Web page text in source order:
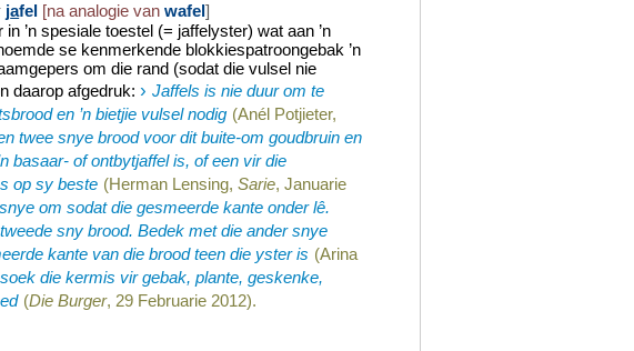
jafel [na analogie van wafel]
’n spesiale toestel (= jaffelyster) wat aan ’n
se kenmerkende blokkiespatroongebak ’n
om die rand (sodat die vulsel nie
daarop afgedruk:› Jaffels is nie duur om te
en ’n bietjie vulsel nodig (Anél Potjieter,
twee snye brood voor dit buite-om goudbruin en
basaar- of ontbytjaffel is, of een vir die
op sy beste (Herman Lensing,Sarie, Januarie
om sodat die gesmeerde kante onder lê.
sny brood. Bedek met die ander snye
kante van die brood teen die yster is (Arina
die kermis vir gebak, plante, geskenke,
(Die Burger, 29 Februarie 2012).